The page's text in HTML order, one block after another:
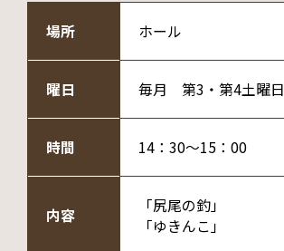
場所 ホール
曜日 毎月 第3・第4土曜日
時間 14：30～15：00
内容
「尻尾の釣」
「ゆきんこ」